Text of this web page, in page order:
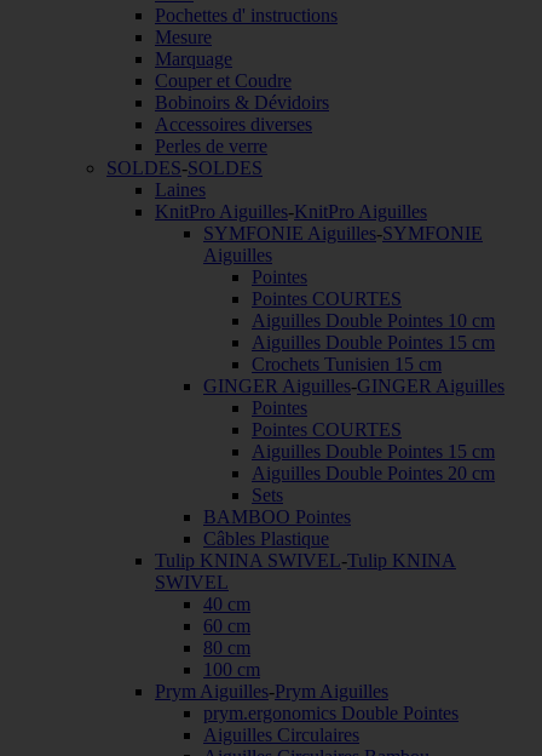
Pochettes d' instructions
Mesure
Marquage
Couper et Coudre
Bobinoirs & Dévidoirs
Accessoires diverses
Perles de verre
SOLDES-SOLDES
Laines
KnitPro Aiguilles-KnitPro Aiguilles
SYMFONIE Aiguilles-SYMFONIE
Aiguilles
Pointes
Pointes COURTES
Aiguilles Double Pointes 10 cm
Aiguilles Double Pointes 15 cm
Crochets Tunisien 15 cm
GINGER Aiguilles-GINGER Aiguilles
Pointes
Pointes COURTES
Aiguilles Double Pointes 15 cm
Aiguilles Double Pointes 20 cm
Sets
BAMBOO Pointes
Câbles Plastique
Tulip KNINA SWIVEL-Tulip KNINA
SWIVEL
40 cm
60 cm
80 cm
100 cm
Prym Aiguilles-Prym Aiguilles
prym.ergonomics Double Pointes
Aiguilles Circulaires